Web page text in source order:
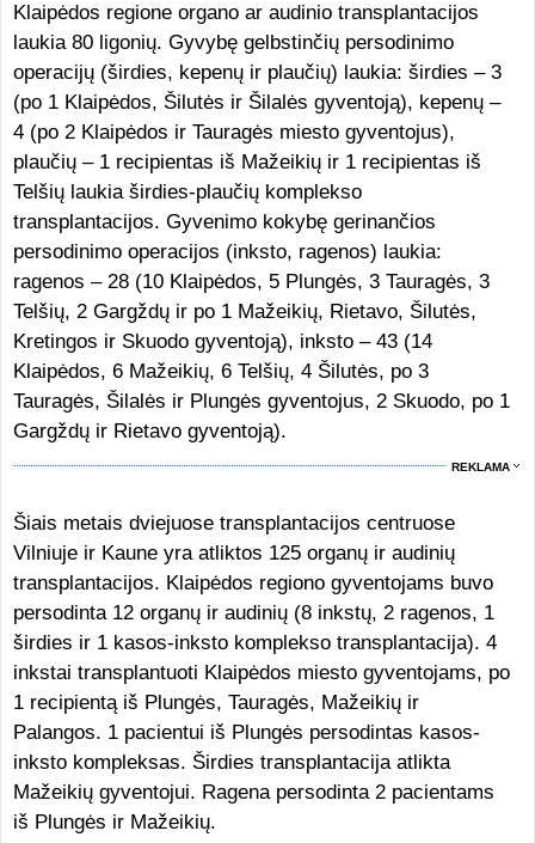
Klaipėdos regione organo ar audinio transplantacijos
laukia 80 ligonių. Gyvybę gelbstinčių persodinimo
operacijų (širdies, kepenų ir plaučių) laukia: širdies – 3
(po 1 Klaipėdos, Šilutės ir Šilalės gyventoją), kepenų –
4 (po 2 Klaipėdos ir Tauragės miesto gyventojus),
plaučių – 1 recipientas iš Mažeikių ir 1 recipientas iš
Telšių laukia širdies-plaučių komplekso
transplantacijos. Gyvenimo kokybę gerinančios
persodinimo operacijos (inksto, ragenos) laukia:
ragenos – 28 (10 Klaipėdos, 5 Plungės, 3 Tauragės, 3
Telšių, 2 Gargždų ir po 1 Mažeikių, Rietavo, Šilutės,
Kretingos ir Skuodo gyventoją), inksto – 43 (14
Klaipėdos, 6 Mažeikių, 6 Telšių, 4 Šilutės, po 3
Tauragės, Šilalės ir Plungės gyventojus, 2 Skuodo, po 1
Gargždų ir Rietavo gyventoją).
REKLAMA
Šiais metais dviejuose transplantacijos centruose
Vilniuje ir Kaune yra atliktos 125 organų ir audinių
transplantacijos. Klaipėdos regiono gyventojams buvo
persodinta 12 organų ir audinių (8 inkstų, 2 ragenos, 1
širdies ir 1 kasos-inksto komplekso transplantacija). 4
inkstai transplantuoti Klaipėdos miesto gyventojams, po
1 recipientą iš Plungės, Tauragės, Mažeikių ir
Palangos. 1 pacientui iš Plungės persodintas kasos-
inksto kompleksas. Širdies transplantacija atlikta
Mažeikių gyventojui. Ragena persodinta 2 pacientams
iš Plungės ir Mažeikių.